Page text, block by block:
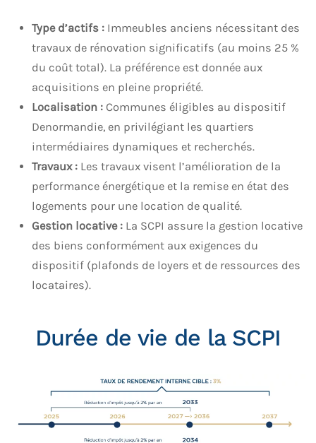
Type d’actifs : Immeubles anciens nécessitant des
travaux de rénovation significatifs (au moins 25 %
du coût total). La préférence est donnée aux
acquisitions en pleine propriété.
Localisation : Communes éligibles au dispositif
Denormandie, en privilégiant les quartiers
intermédiaires dynamiques et recherchés.
Travaux : Les travaux visent l’amélioration de la
performance énergétique et la remise en état des
logements pour une location de qualité.
Gestion locative : La SCPI assure la gestion locative
des biens conformément aux exigences du
dispositif (plafonds de loyers et de ressources des
locataires).
Durée de vie de la SCPI